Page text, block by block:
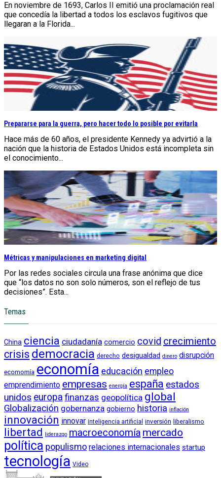
En noviembre de 1693, Carlos II emitió una proclamación real
que concedía la libertad a todos los esclavos fugitivos que
llegaran a la Florida...
Prepararse para la guerra, pero hacer todo lo posible por evitarla
Hace más de 60 años, el presidente Kennedy ya advirtió a la
nación que la historia de Estados Unidos está incompleta sin
el conocimiento...
Métricas y manipulaciones en marketing digital
Por las redes sociales circula una frase anónima que dice
que “los datos no son solo números, son el reflejo de tus
decisiones”. Esta...
Temas
China ciencia ciudadanía comercio covid crecimiento
crisis democracia derecho desigualdad dinero disrupción
ecomomía economía educación empleo
emprendimiento empresas energía españa estados
unidos europafinanzas geopolítica global
Globalización gobernanza gobierno historia inflación
innovación innovar inteligencia artificial inversión liberalismo
libertad liderazgo macroeconomía mercado
política populismo relaciones internacionales startup
tecnología Video